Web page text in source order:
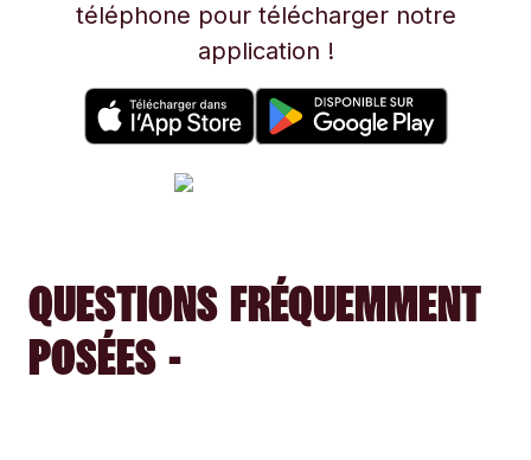
téléphone pour télécharger notre
application !
QUESTIONS FRÉQUEMMENT
POSÉES -